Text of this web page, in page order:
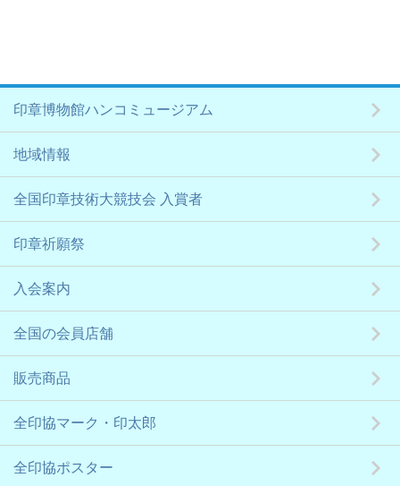
印章博物館ハンコミュージアム
地域情報
全国印章技術大競技会 入賞者
印章祈願祭
入会案内
全国の会員店舗
販売商品
全印協マーク・印太郎
全印協ポスター